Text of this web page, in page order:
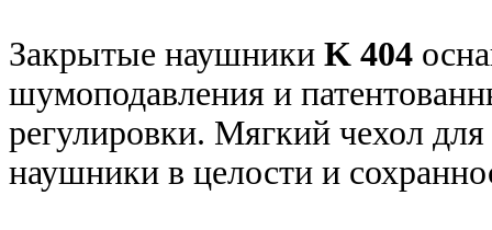
Закрытые наушники K 404
шумоподавления и
регулировки. Мягкий чехол
наушники в целости и